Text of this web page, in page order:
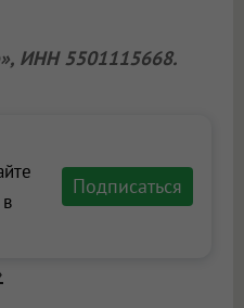
, ИНН 5501115668.
Подписаться